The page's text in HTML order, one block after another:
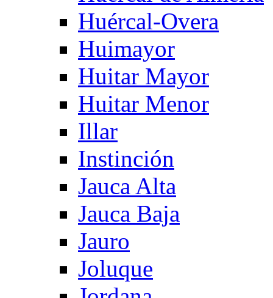
Huércal-Overa
Huimayor
Huitar Mayor
Huitar Menor
Illar
Instinción
Jauca Alta
Jauca Baja
Jauro
Joluque